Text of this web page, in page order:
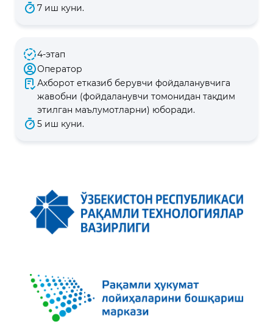
7 иш куни.
4-этап
Оператор
Ахборот етказиб берувчи фойдаланувчига
жавобни (фойдаланувчи томонидан тақдим
этилган маълумотларни) юборади.
5 иш куни.